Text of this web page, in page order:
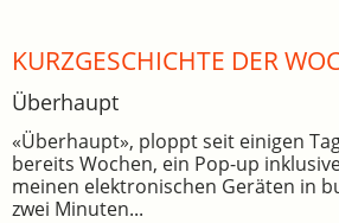
KURZGESCHICHTE DER
Überhaupt
«Überhaupt», ploppt seit einigen
bereits Wochen, ein Pop-up
meinen elektronischen Geräten in
zwei Minuten...